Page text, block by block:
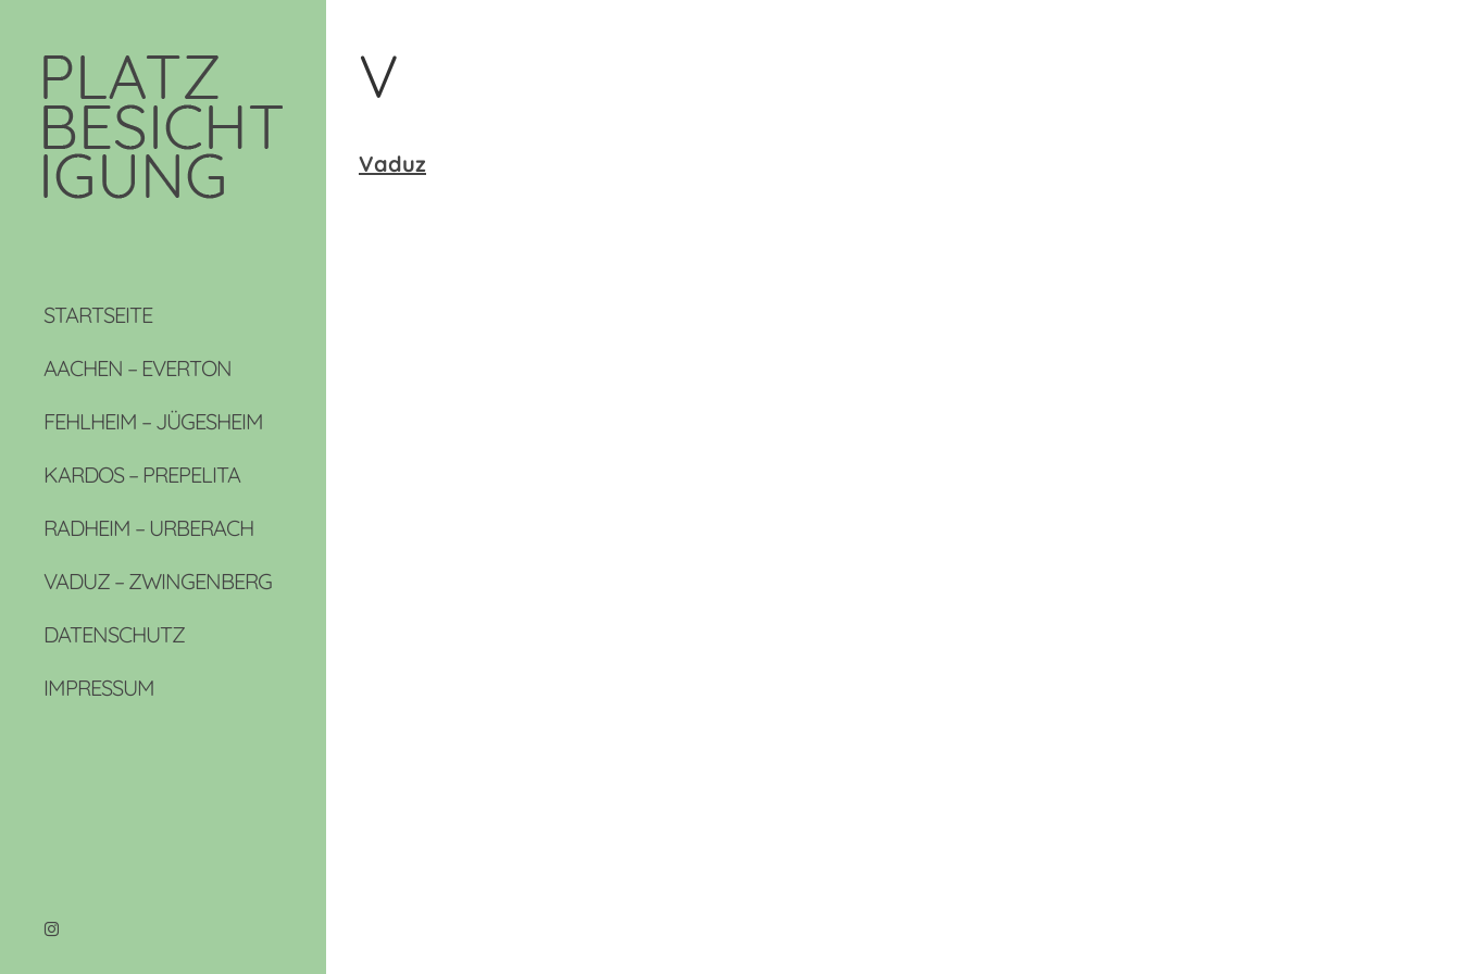
STARTSEITE
AACHEN – EVERTON
FEHLHEIM – JÜGESHEIM
KARDOS – PREPELITA
RADHEIM – URBERACH
VADUZ – ZWINGENBERG
DATENSCHUTZ
IMPRESSUM
V
Vaduz